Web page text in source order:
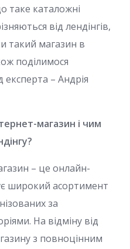
таке каталожні
від лендінгів,
такий магазин в
поділимося
– Андрія
магазин і чим
– це онлайн-
широкий асортимент
за
На відміну від
з повноцінним